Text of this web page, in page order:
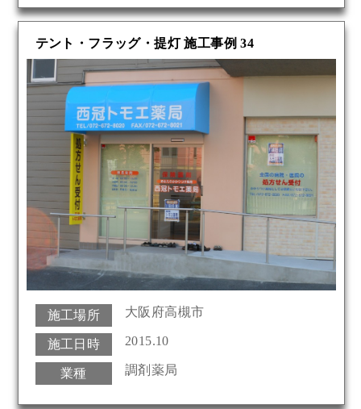
テント・フラッグ・提灯 施工事例 34
施工場所 大阪府高槻市
施工日時 2015.10
業種 調剤薬局